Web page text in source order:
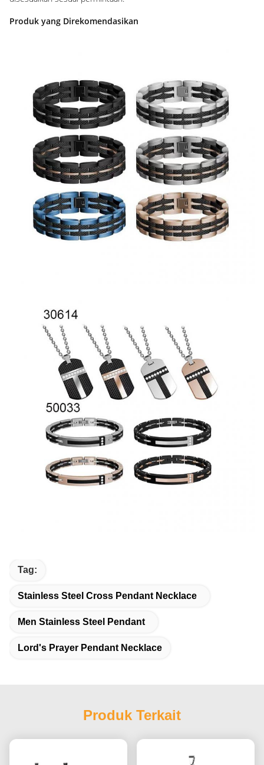
Produk yang Direkomendasikan
Tag:
Stainless Steel Cross Pendant Necklace
Men Stainless Steel Pendant
Lord's Prayer Pendant Necklace
Produk Terkait